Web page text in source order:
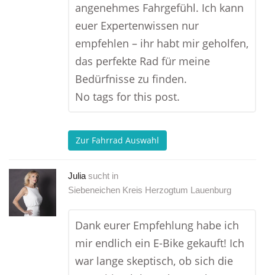
angenehmes Fahrgefühl. Ich kann
euer Expertenwissen nur
empfehlen – ihr habt mir geholfen,
das perfekte Rad für meine
Bedürfnisse zu finden.
No tags for this post.
Zur Fahrrad Auswahl
Julia sucht in
Siebeneichen Kreis Herzogtum Lauenburg
Dank eurer Empfehlung habe ich
mir endlich ein E-Bike gekauft! Ich
war lange skeptisch, ob sich die